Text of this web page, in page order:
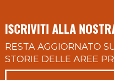
ISCRIVITI ALLA
RESTA AGGIORNATO
STORIE DELLE AREE